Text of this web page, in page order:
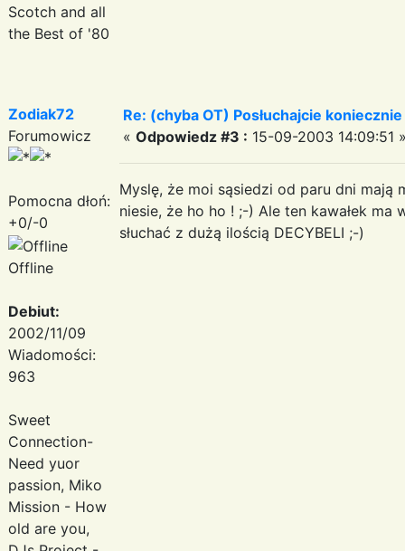
Scotch and all
the Best of '80
Zodiak72
Forumowicz
Pomocna dłoń:
+0/-0
Offline
Debiut:
2002/11/09
Wiadomości:
963
Sweet
Connection-
Need yuor
passion, Miko
Mission - How
old are you,
Re: (chyba OT) Posłuchajcie koniecznie
« Odpowiedz #3 : 15-09-2003 14:09:51
Myslę, że moi sąsiedzi od paru dni mają
niesie, że ho ho ! ;-) Ale ten kawałek
słuchać z dużą ilością DECYBELI ;-)